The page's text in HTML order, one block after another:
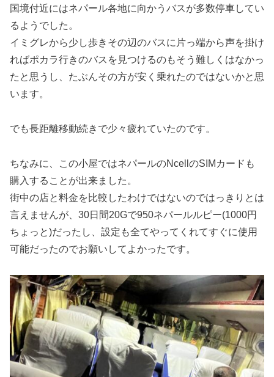
国境付近にはネパール各地に向かうバスが多数停車してい
るようでした。
イミグレから少し歩きその辺のバスに片っ端から声を掛け
ればポカラ行きのバスを見つけるのもそう難しくはなかっ
たと思うし、たぶんその方が安く乗れたのではないかと思
います。
でも長距離移動続きで少々疲れていたのです。
ちなみに、この小屋ではネパールのNcellのSIMカードも
購入することが出来ました。
街中の店と料金を比較したわけではないのではっきりとは
言えませんが、30日間20Gで950ネパールルピー(1000円
ちょっと)だったし、設定も全てやってくれてすぐに使用
可能だったのでお願いしてよかったです。